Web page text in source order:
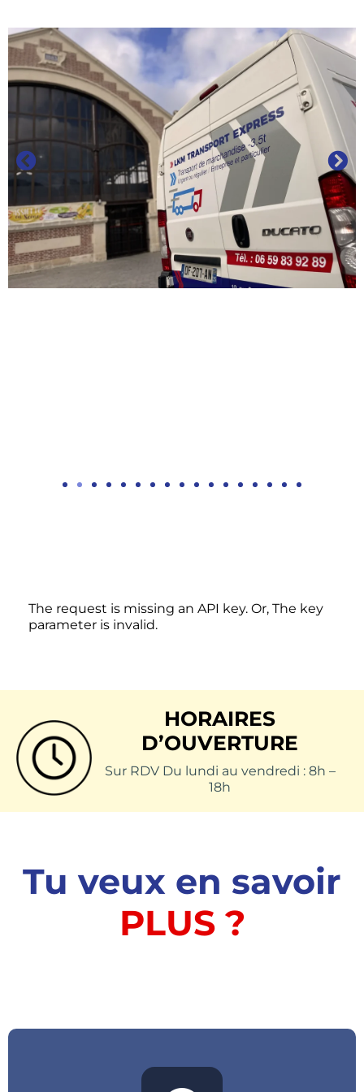
The request is missing an API key. Or, The key
parameter is invalid.
HORAIRES
D’OUVERTURE
Sur RDV Du lundi au vendredi : 8h –
18h
Tu veux en savoir
PLUS ?